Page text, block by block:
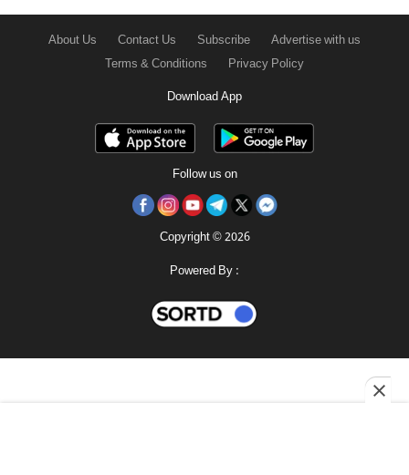
About Us Contact Us Subscribe
Advertise with us
Terms & Conditions
Privacy Policy
Download App
Follow us on
Copyright © 2026
Powered By :